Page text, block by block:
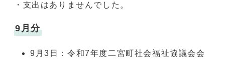
・支出はありませんでした。
9月分
9月3日：令和7年度二宮町社会福祉協議会会